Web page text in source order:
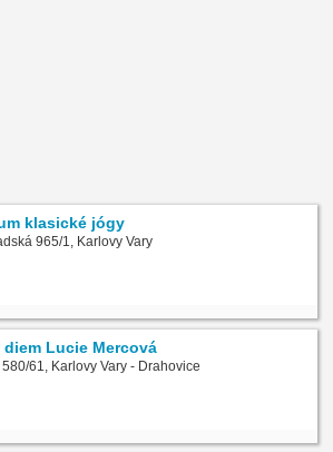
klasické jógy
965/1, Karlovy Vary
diem Lucie Mercová
61, Karlovy Vary - Drahovice